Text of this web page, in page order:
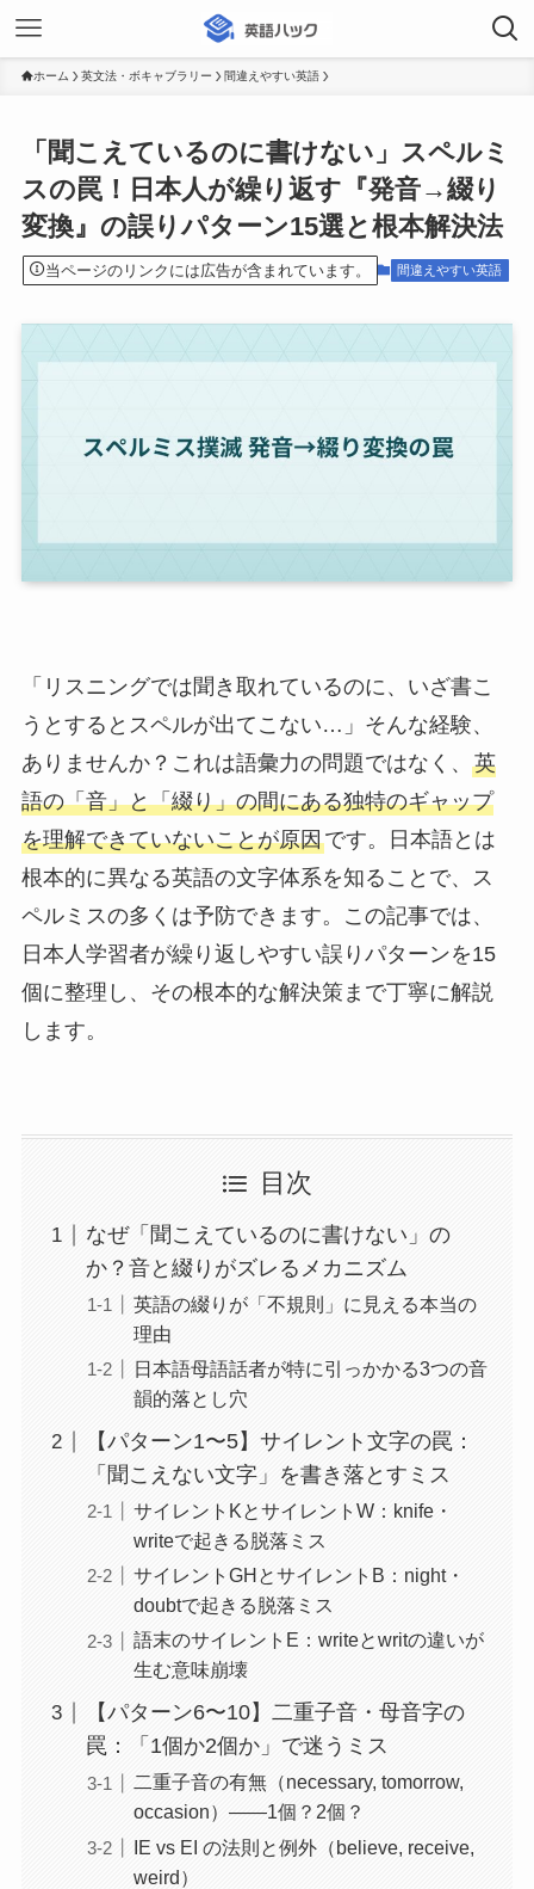
ホーム 英文法・ボキャブラリー 間違えやすい英語
「聞こえているのに書けない」スペルミ
スの罠！日本人が繰り返す『発音→綴り
変換』の誤りパターン15選と根本解決法
当ページのリンクには広告が含まれています。 間違えやすい英語
「リスニングでは聞き取れているのに、いざ書こ
うとするとスペルが出てこない…」そんな経験、
ありませんか？これは語彙力の問題ではなく、 英
語の「音」と「綴り」の間にある独特のギャップ
を理解できていないことが原因です。日本語とは
根本的に異なる英語の文字体系を知ることで、ス
ペルミスの多くは予防できます。この記事では、
日本人学習者が繰り返しやすい誤りパターンを15
個に整理し、その根本的な解決策まで丁寧に解説
します。
目次
なぜ「聞こえているのに書けない」の
か？音と綴りがズレるメカニズム
英語の綴りが「不規則」に見える本当の
理由
日本語母語話者が特に引っかかる3つの音
韻的落とし穴
【パターン1〜5】サイレント文字の罠：
「聞こえない文字」を書き落とすミス
サイレントKとサイレントW：knife・
writeで起きる脱落ミス
サイレントGHとサイレントB：night・
doubtで起きる脱落ミス
語末のサイレントE：writeとwritの違いが
生む意味崩壊
【パターン6〜10】二重子音・母音字の
罠：「1個か2個か」で迷うミス
二重子音の有無（necessary, tomorrow,
occasion）——1個？2個？
IE vs EI の法則と例外（believe, receive,
weird）